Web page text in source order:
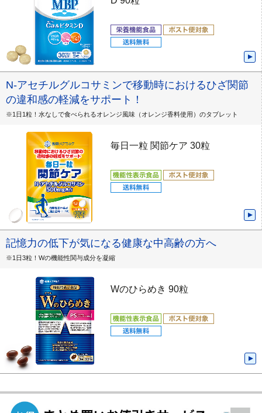
N-アセチルグルコサミンで移動時におけるひざ関節
の違和感の軽減をサポート！
※1日1粒！水なしで食べられるオレンジ風味（オレンジ香料使用）のタブレット
毎日一粒 関節ケア 30粒
記憶力の低下が気になる健康な中高齢の方へ
※1日3粒！Wの機能性関与成分を凝縮
Wのひらめき 90粒